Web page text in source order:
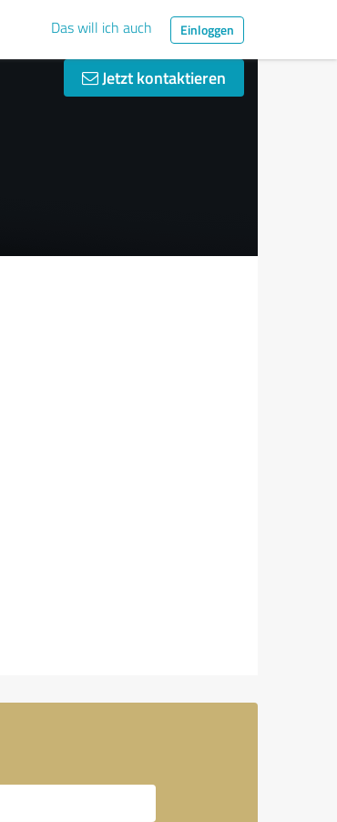
Das will ich auch Einloggen
Jetzt kontaktieren